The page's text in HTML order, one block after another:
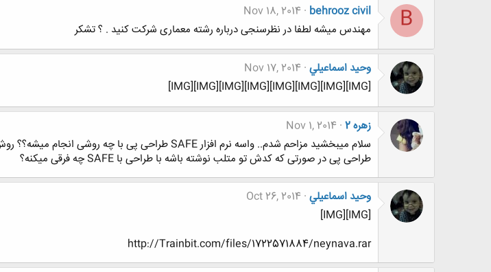
B
behrooz civil
Nov 18, 2014
مهندس میشه لطفا در نظرسنجی درباره رشته معماری شرکت کنید . ؟ تشکر
وحيد اسماعيلي Nov 17, 2014
[IMG][IMG][IMG][IMG][IMG][IMG][IMG][IMG]
زهره 2
Nov 1, 2014
سلام میبخشید مزاحم شدم.. واسه نرم افزار SAFE طراحی پی با چه روشی انجام میشه؟؟ روش اجزا محدود؟؟ یعنی چی؟؟
طراحی پی در صورتی که کدش تو متلب نوشته باشه با طراحی با SAFE چه فرقی میکنه؟
وحيد اسماعيلي Oct 26, 2014
[IMG][IMG]
http://Trainbit.com/files/1722571884/neynava.rar